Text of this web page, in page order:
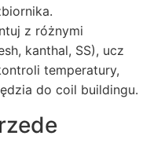
z różnymi
kanthal, SS), ucz
temperatury,
do coil buildingu.